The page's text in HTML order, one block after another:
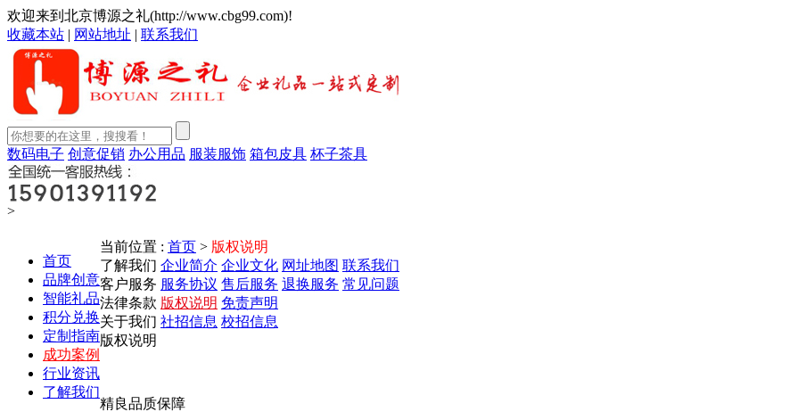
欢迎来到北京博源之礼(http://www.cbg99.com)!
收藏本站 | 网站地址 | 联系我们
数码电子 创意促销 办公用品 服装服饰 箱包皮具 杯子茶具
>
首页
品牌创意
智能礼品
积分兑换
定制指南
成功案例
行业资讯
了解我们
当前位置 : 首页 > 版权说明
了解我们 企业简介 企业文化 网址地图 联系我们
客户服务 服务协议 售后服务 退换服务 常见问题
法律条款 版权说明 免责声明
关于我们 社招信息 校招信息
版权说明
精良品质保障